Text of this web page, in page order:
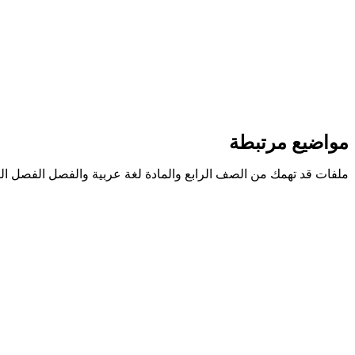
مواضيع مرتبطة
ملفات قد تهمك من الصف الرابع والمادة لغة عربية والفصل الفصل